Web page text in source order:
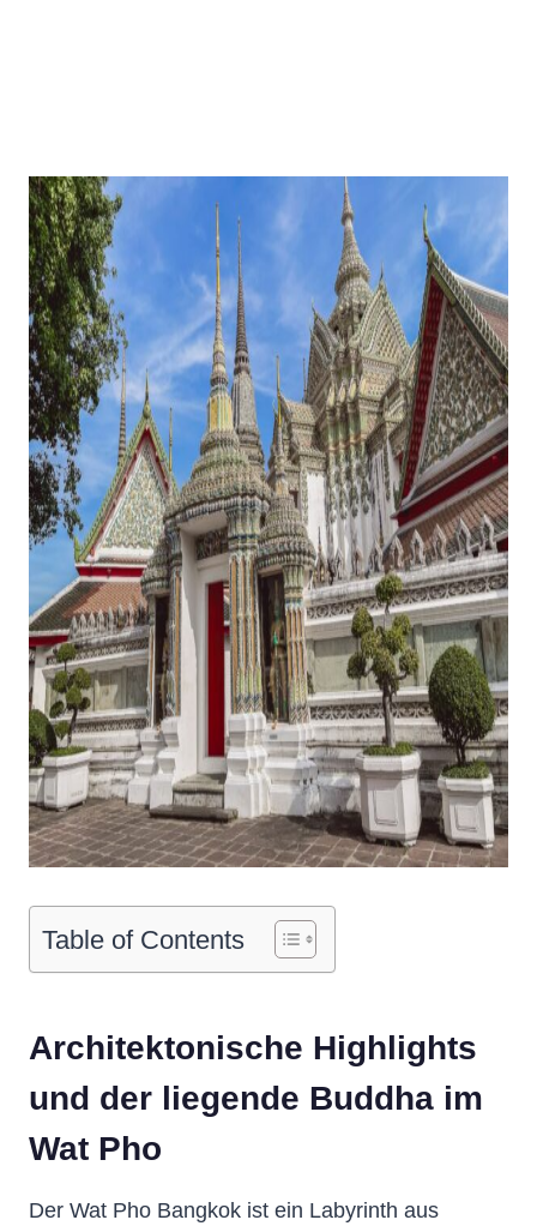
Table of Contents
Architektonische Highlights
und der liegende Buddha im
Wat Pho
Der Wat Pho Bangkok ist ein Labyrinth aus